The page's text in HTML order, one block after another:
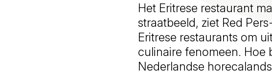
Het Eritrese restaurant
straatbeeld, ziet Red
Eritrese restaurants om
culinaire fenomeen. Hoe
Nederlandse